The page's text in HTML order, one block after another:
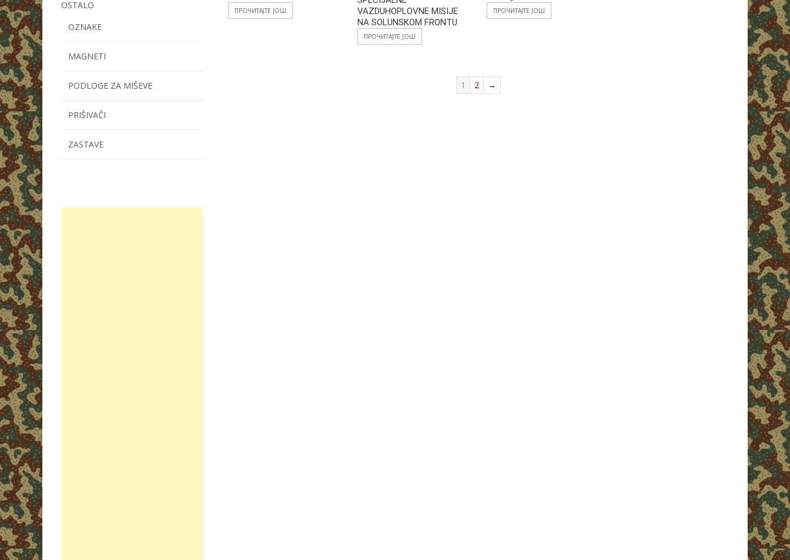
ПРОЧИТАЈТЕ ЈОШ
VAZDUHOPLOVNE MISIJE
NA SOLUNSKOM FRONTU
ПРОЧИТАЈТЕ ЈОШ
ПРОЧИТАЈТЕ ЈОШ
1 2 →
OSTALO
OZNAKE
MAGNETI
PODLOGE ZA MIŠEVE
PRIŠIVAČI
ZASTAVE